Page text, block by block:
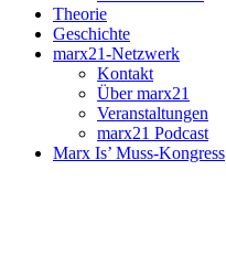
Theorie
Geschichte
marx21-Netzwerk
Kontakt
Über marx21
Veranstaltungen
marx21 Podcast
Marx Is’ Muss-Kongress